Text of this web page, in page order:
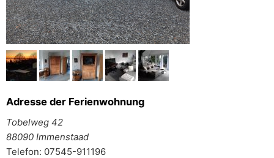
Adresse der Ferienwohnung
Tobelweg 42
88090 Immenstaad
Telefon: 07545-911196